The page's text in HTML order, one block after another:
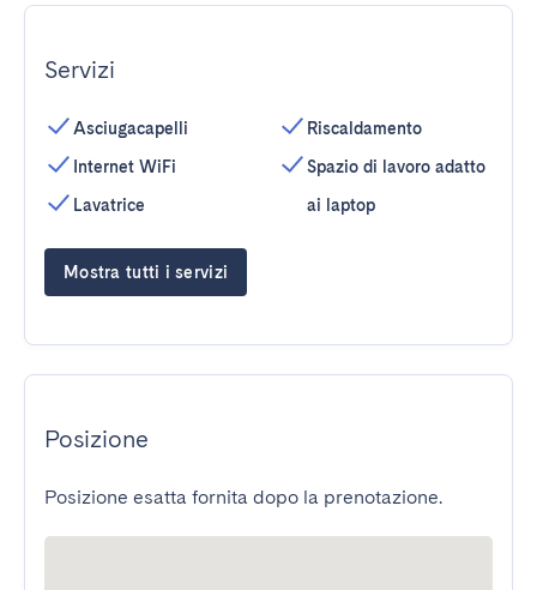
Servizi
Asciugacapelli
Internet WiFi
Lavatrice
Riscaldamento
Spazio di lavoro adatto
ai laptop
Mostra tutti i servizi
Posizione
Posizione esatta fornita dopo la prenotazione.